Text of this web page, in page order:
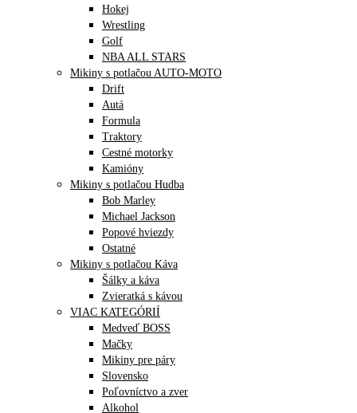
Hokej
Wrestling
Golf
NBA ALL STARS
Mikiny s potlačou AUTO-MOTO
Drift
Autá
Formula
Traktory
Cestné motorky
Kamióny
Mikiny s potlačou Hudba
Bob Marley
Michael Jackson
Popové hviezdy
Ostatné
Mikiny s potlačou Káva
Šálky a káva
Zvieratká s kávou
VIAC KATEGÓRIÍ
Medveď BOSS
Mačky
Mikiny pre páry
Slovensko
Poľovníctvo a zver
Alkohol